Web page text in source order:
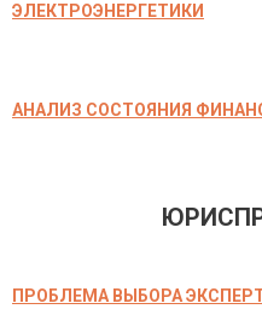
ЭЛЕКТРОЭНЕРГЕТИКИ
АНАЛИЗ СОСТОЯНИЯ
ПРОБЛЕМА ВЫБОРА